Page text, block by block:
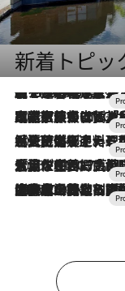
新着トピ
2026.8.7
【トンボの足水浴】ヒノキの香りに包まれて涼感マックス！約13℃の湧水かけ流しを避暑地「星野温泉 トンボの湯」で体験
2026.7.31
【ホテル帰省】という選択肢をOMOが提案。家族とほどよい距離を保つには「昼は実家、夜は気兼ねなくホテルで！」
2026.7.24
【夏限定ディナーコース】旬を迎える稚鮎や花ズッキーニなどをイタリア・トスカーナの郷土料理の手法で満喫！
2026.7.17
「土佐和ハーブかき氷」がOMO7高知に登場！生姜、山椒、大葉など目にも舌にも涼を呼ぶ
2026.7.10
NEW OPEN！【界 草津】名湯の地に誕生。趣の異なる2種の温泉と上州ならではの会席・蕎麦割烹など美食を味わう究極の癒やし旅